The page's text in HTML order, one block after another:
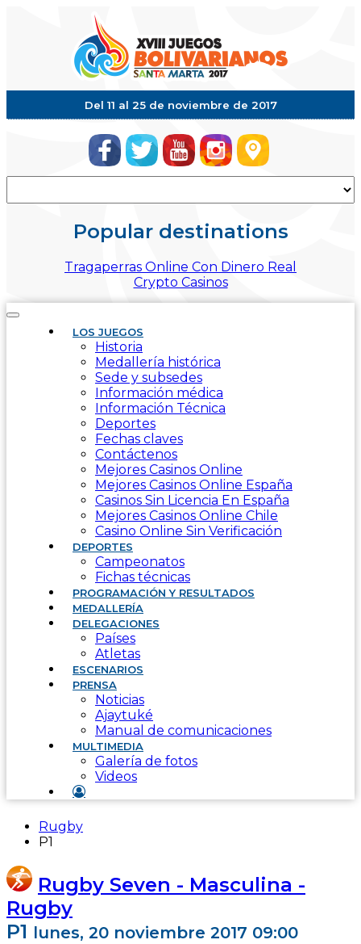
Del 11 al 25 de noviembre de 2017
Popular destinations
Tragaperras Online Con Dinero Real
Crypto Casinos
Mostrar
LOS JUEGOS
Historia
Medallería histórica
Sede y subsedes
Información médica
Información Técnica
Deportes
Fechas claves
Contáctenos
Mejores Casinos Online
Mejores Casinos Online España
Casinos Sin Licencia En España
Mejores Casinos Online Chile
Casino Online Sin Verificación
DEPORTES
Campeonatos
Fichas técnicas
PROGRAMACIÓN Y RESULTADOS
MEDALLERÍA
DELEGACIONES
Países
Atletas
ESCENARIOS
PRENSA
Noticias
Ajaytuké
Manual de comunicaciones
MULTIMEDIA
Galería de fotos
Videos
Rugby
P1
Rugby Seven - Masculina -
Rugby
P1 lunes, 20 noviembre 2017 09:00